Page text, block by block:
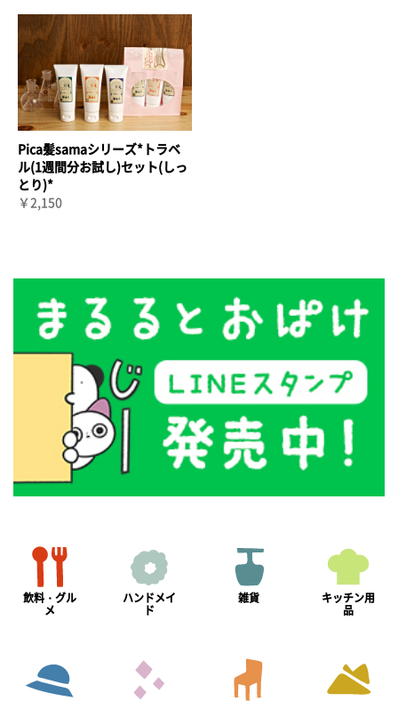
Pica髪samaシリーズ*トラベ
ル(1週間分お試し)セット(しっ
とり)*
￥2,150
飲料・グル
メ
ハンドメイ
ド
雑貨 キッチン用
品